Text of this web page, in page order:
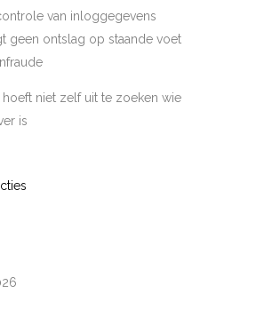
van inloggegevens
geen ontslag op staande voet
niet zelf uit te zoeken wie
is